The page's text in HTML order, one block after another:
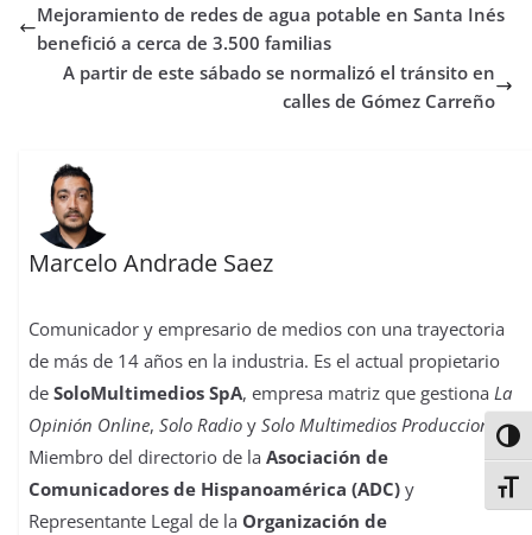
o
o
k
e
r
A
p
p
d
o
n
r
e
s
r
d
I
n
r
t
i
r
Mejoramiento de redes de agua potable en Santa Inés
benefició a cerca de 3.500 familias
A partir de este sábado se normalizó el tránsito en
calles de Gómez Carreño
Marcelo Andrade Saez
Comunicador y empresario de medios con una trayectoria
de más de 14 años en la industria. Es el actual propietario
deSoloMultimedios SpA, empresa matriz que gestionaLa
Opinión Online,Solo Radio ySolo Multimedios Producciones.
Miembro del directorio de laAsociación de
Comunicadores de Hispanoamérica (ADC) y
Representante Legal de la Organización de